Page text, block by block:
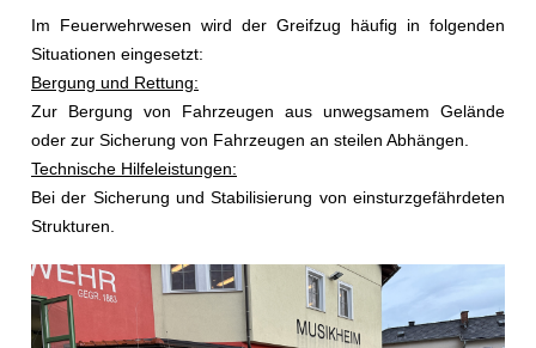
Im Feuerwehrwesen wird der Greifzug häufig in folgenden
Situationen eingesetzt:
Bergung und Rettung:
Zur Bergung von Fahrzeugen aus unwegsamem Gelände
oder zur Sicherung von Fahrzeugen an steilen Abhängen.
Technische Hilfeleistungen:
Bei der Sicherung und Stabilisierung von einsturzgefährdeten
Strukturen.